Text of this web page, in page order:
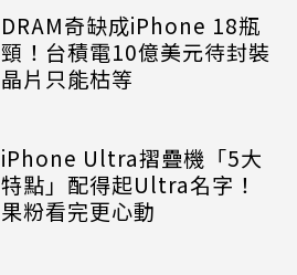
DRAM奇缺成iPhone 18瓶
頸！台積電10億美元待封裝
晶片只能枯等
iPhone Ultra摺疊機「5大
特點」配得起Ultra名字！
果粉看完更心動